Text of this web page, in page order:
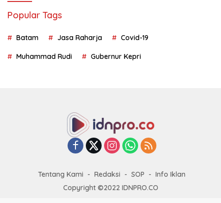
Popular Tags
Batam Jasa Raharja Covid-19
Muhammad Rudi Gubernur Kepri
Tentang Kami Redaksi SOP
Info Iklan
Copyright ©2022 IDNPRO.CO